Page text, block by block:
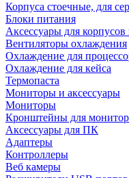
Корпуса стоечные, для
Блоки питания
Аксессуары для
Вентиляторы охлаждения
Охлаждение для
Охлаждение для кейса
Термопаста
Мониторы и аксессуары
Мониторы
Кронштейны для
Аксессуары для ПК
Адаптеры
Контроллеры
Веб камеры